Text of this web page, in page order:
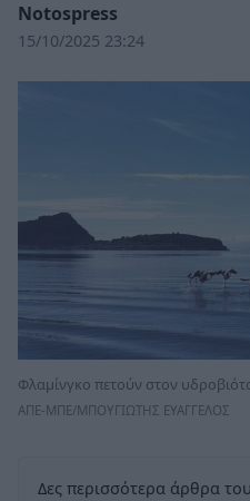
Notospress
15/10/2025 23:24
Φλαμίνγκο πετούν στον
ΑΠΕ-ΜΠΕ/ΜΠΟΥΓΙΩΤΗΣ ΕΥΑΓΓΕΛΟΣ
Δες περισσότερα άρθρα